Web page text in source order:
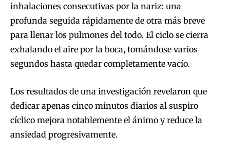
inhalaciones consecutivas por la nariz: una
profunda seguida rápidamente de otra más breve
para llenar los pulmones del todo. El ciclo se cierra
exhalando el aire por la boca, tomándose varios
segundos hasta quedar completamente vacío.
Los resultados de una investigación revelaron que
dedicar apenas cinco minutos diarios al suspiro
cíclico mejora notablemente el ánimo y reduce la
ansiedad progresivamente.